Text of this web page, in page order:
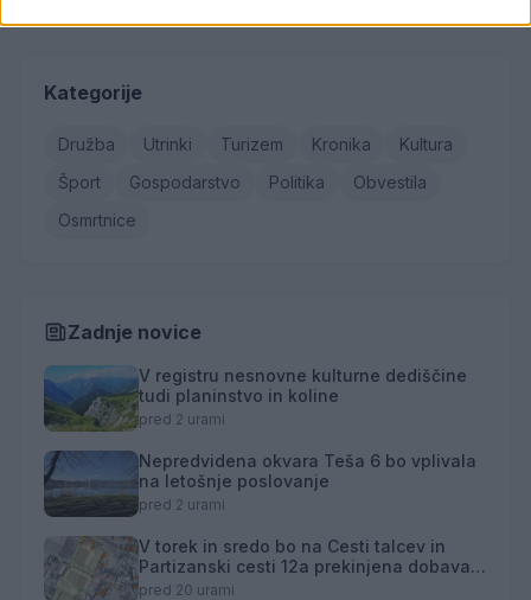
Kategorije
Družba Utrinki Turizem Kronika
Kultura
Šport
Gospodarstvo Politika
Obvestila
Osmrtnice
Zadnje novice
V registru nesnovne kulturne dediščine
tudi planinstvo in koline
pred 2 urami
Nepredvidena okvara Teša 6 bo vplivala
na letošnje poslovanje
pred 2 urami
V torek in sredo bo na Cesti talcev in
Partizanski cesti 12a prekinjena dobava
toplotne energije
pred 20 urami